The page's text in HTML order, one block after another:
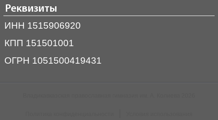
Реквизиты
ИНН 1515906920
КПП 151501001
ОГРН 1051500419431